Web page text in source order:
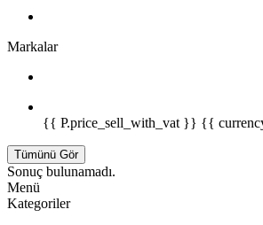
Markalar
{{ P.price_sell_with_vat }} {{
Tümünü Gör
Sonuç bulunamadı.
Menü
Kategoriler